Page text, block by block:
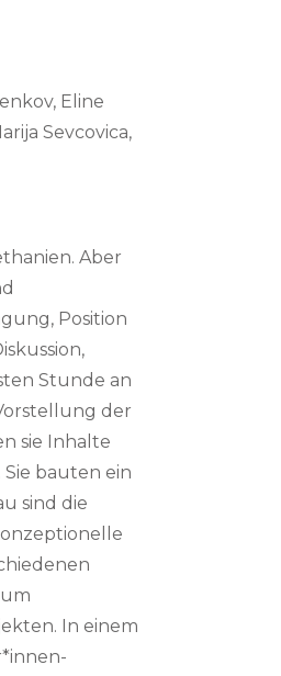
Eline
Sevcovica,
Aber
Position
Stunde an
der
sie Inhalte
bauten ein
sind die
In einem